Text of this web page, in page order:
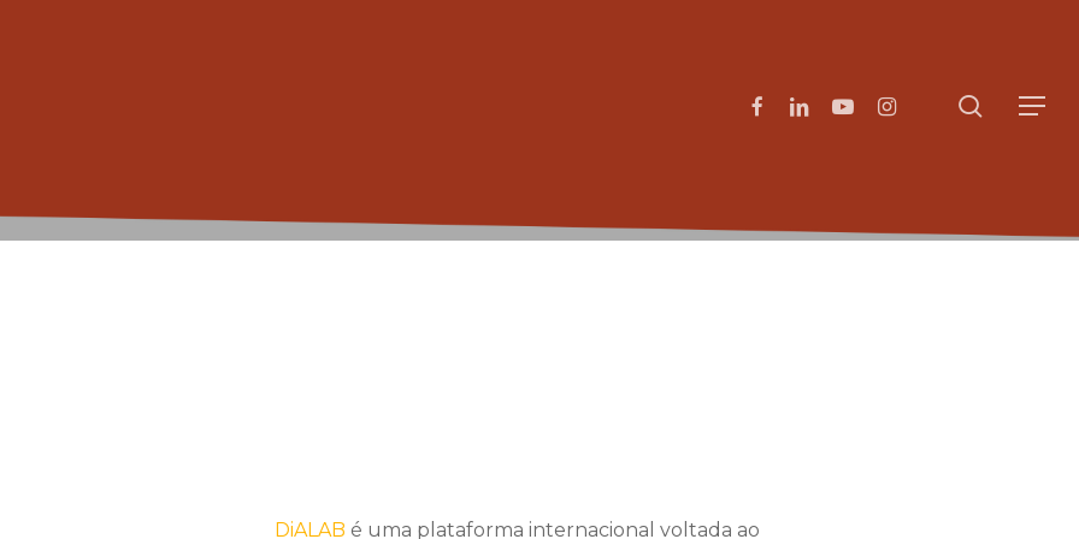
Menu
facebooklinkedinyoutubeinstagram search
DiALAB é uma plataforma internacional voltada ao